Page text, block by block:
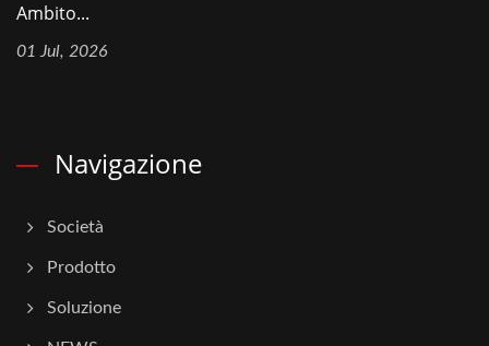
Ambito...
01 Jul, 2026
Navigazione
Società
Prodotto
Soluzione